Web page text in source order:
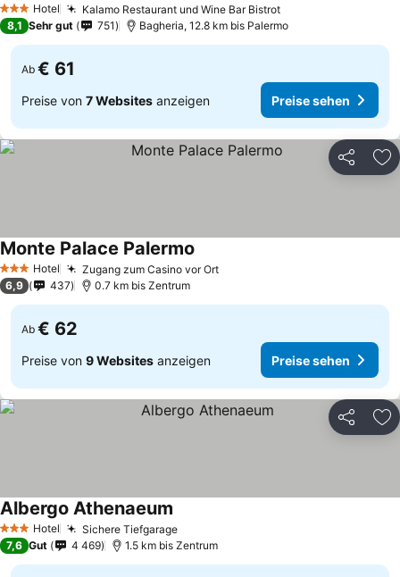
3 SterneHotel Kalamo Restaurant und Wine Bar BistrotPreise sehen
8,1 Sehr gut 751 Bagheria, 12.8 km bis Palermo
Ab € 61
Preise von 7 Websites anzeigen Preise sehen
Teilen
3 SterneHotel Zugang zum Casino vor OrtPreise sehen
Monte Palace Palermo
6,9 437 0.7 km bis Zentrum
Ab € 62
Preise von 9 Websites anzeigen Preise sehen
Teilen
3 SterneHotel Sichere TiefgaragePreise sehen
Albergo Athenaeum
7,6 Gut 4 469 1.5 km bis Zentrum